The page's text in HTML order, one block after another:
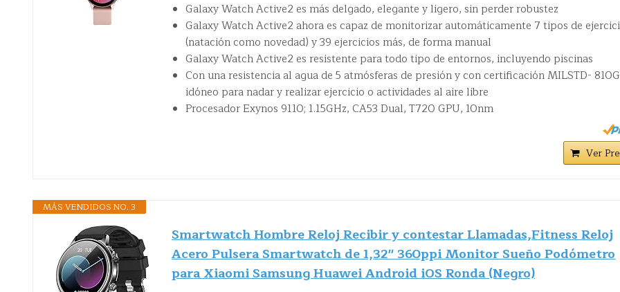
Galaxy Watch Active2 es más delgado, elegante y ligero, sin perder robustez
Galaxy Watch Active2 ahora es capaz de monitorizar automáticamente 7 tipos de
(natación como novedad) y 39 ejercicios más, de forma manual
Galaxy Watch Active2 es resistente para todo tipo de entornos, incluyendo piscinas
Con una resistencia al agua de 5 atmósferas de presión y con certificación MILSTD-
idóneo para nadar y realizar ejercicio o actividades al aire libre
Procesador Exynos 9110; 1.15GHz, CA53 Dual, T720 GPU, 10nm
Ver
MÁS VENDIDOS NO. 3
Smartwatch Hombre Reloj Recibir y contestar Llamadas,Fitness Reloj
Acero Pulsera Smartwatch de 1,32'' 360ppi Monitor Sueño Podómetro
para Xiaomi Samsung Huawei Android iOS Ronda (Negro)